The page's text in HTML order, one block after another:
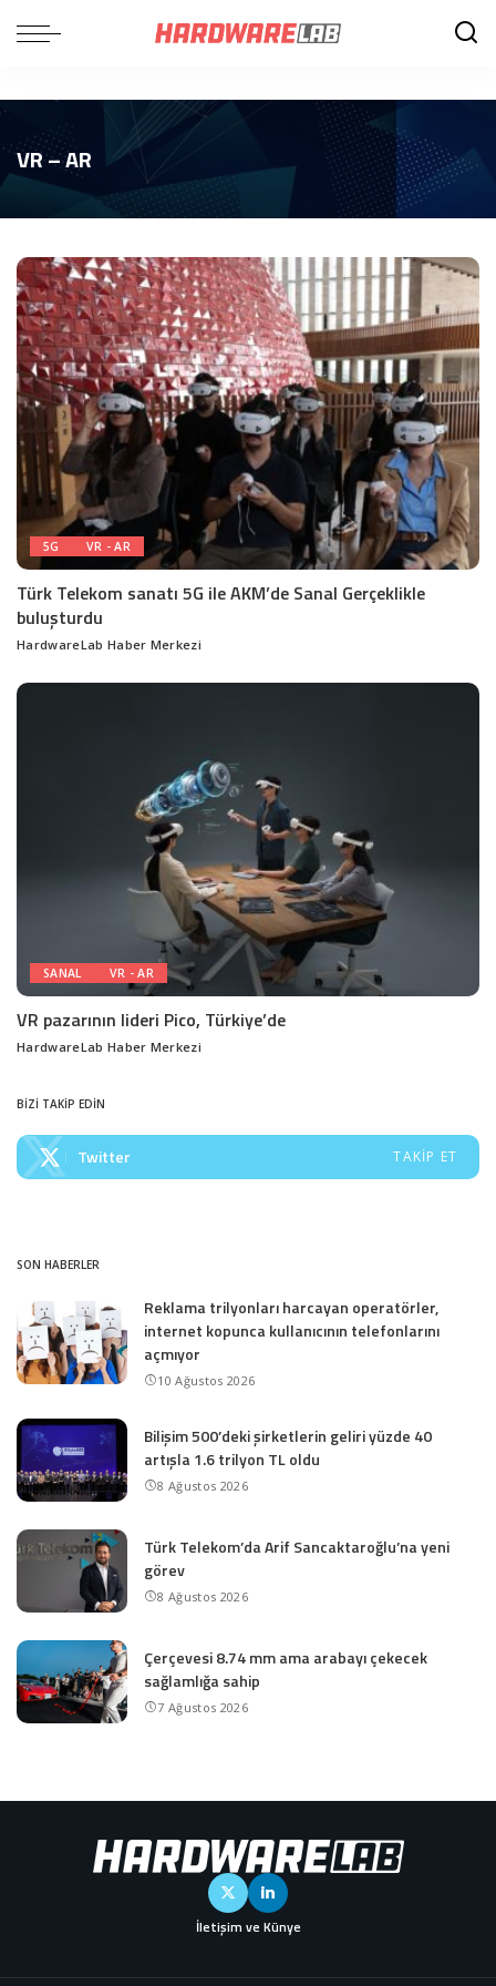
VR – AR
5G VR - AR
Türk Telekom sanatı 5G ile AKM’de Sanal Gerçeklikle
buluşturdu
Posted
HardwareLab Haber Merkezi
SANAL VR - AR
VR pazarının lideri Pico, Türkiye’de
Posted
HardwareLab Haber Merkezi
BİZİ TAKİP EDİN
Twitter TAKIP ET
SON HABERLER
Reklama trilyonları harcayan operatörler,
internet kopunca kullanıcının telefonlarını
açmıyor
10 Ağustos 2026
Bilişim 500’deki şirketlerin geliri yüzde 40
artışla 1.6 trilyon TL oldu
8 Ağustos 2026
Türk Telekom’da Arif Sancaktaroğlu’na yeni
görev
8 Ağustos 2026
Çerçevesi 8.74 mm ama arabayı çekecek
sağlamlığa sahip
7 Ağustos 2026
İletişim ve Künye